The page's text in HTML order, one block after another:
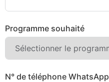
Programme souhaité
N° de téléphone WhatsApp